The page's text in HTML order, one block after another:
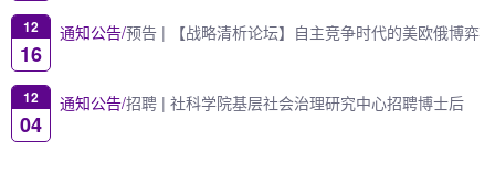
12
16
通知公告/预告 | 【战略清析论坛】自主竞争时代的美欧俄博弈
12
04
通知公告/招聘 | 社科学院基层社会治理研究中心招聘博士后